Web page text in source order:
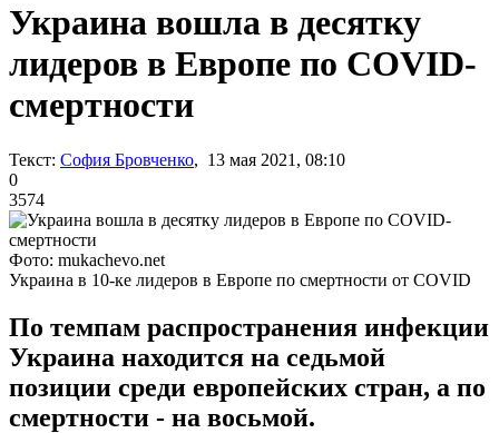
Украина вошла в десятку
лидеров в Европе по COVID-
смертности
Текст: София Бровченко, 13 мая 2021, 08:10
0
3574
Фото: mukachevo.net
Украина в 10-ке лидеров в Европе по смертности от COVID
По темпам распространения инфекции
Украина находится на седьмой
позиции среди европейских стран, а по
смертности - на восьмой.